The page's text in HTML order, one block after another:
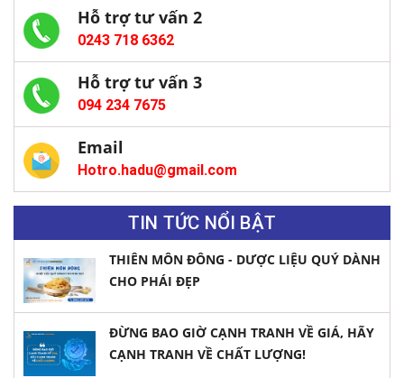
Hỗ trợ tư vấn 2
0243 718 6362
Hỗ trợ tư vấn 3
094 234 7675
Email
Hotro.hadu@gmail.com
TIN TỨC NỔI BẬT
THIÊN MÔN ĐÔNG - DƯỢC LIỆU QUÝ DÀNH
CHO PHÁI ĐẸP
ĐỪNG BAO GIỜ CẠNH TRANH VỀ GIÁ, HÃY
CẠNH TRANH VỀ CHẤT LƯỢNG!